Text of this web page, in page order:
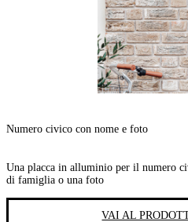
Numero civico con nome e foto
Una placca in alluminio per il numero
di famiglia o una foto
VAI AL